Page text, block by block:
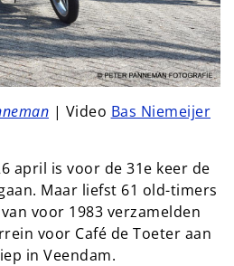
| Video Bas Niemeijer
april is voor de 31e keer de
Maar liefst 61 old-timers
voor 1983 verzamelden
voor Café de Toeter aan
in Veendam.